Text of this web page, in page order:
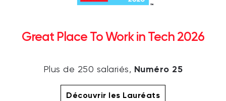
Great Place To Work in Tech 2026
Plus de 250 salariés, Numéro 25
Découvrir les Lauréats